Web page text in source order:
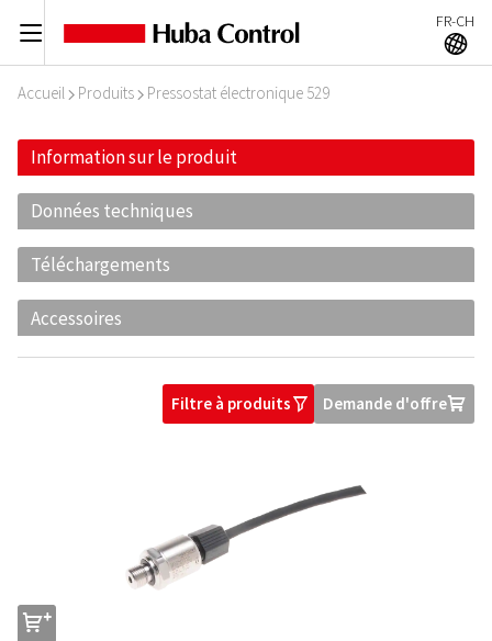
C FR-CH
A
Accueil I Produits I Pressostat électronique 529
Information sur le produit
Données techniques
Téléchargements
Accessoires
Filtre à produitsO Demande d'offreU
s